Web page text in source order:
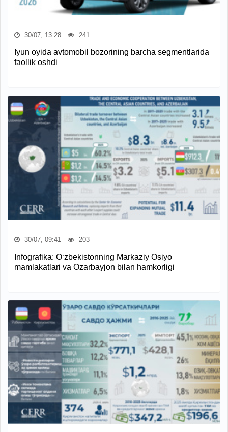
30/07, 13:28 241
Iyun oyida avtomobil bozorining barcha segmentlarida
faollik oshdi
30/07, 09:41 203
Infografika: O‘zbekistonning Markaziy Osiyo
mamlakatlari va Ozarbayjon bilan hamkorligi